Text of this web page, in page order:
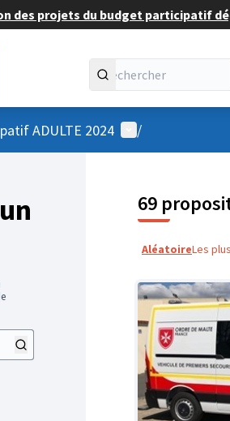
des projets du budget participatif
ADULTE 2024 Menu utilisateur
/
69
AléatoireLes